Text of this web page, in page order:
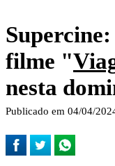
filme "
nesta
Publicado em 04/04/